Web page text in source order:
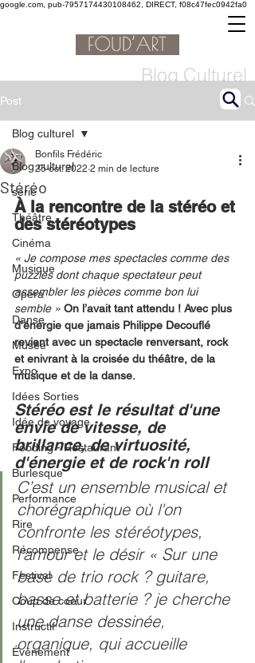
google.com, pub-7957174430108462, DIRECT, f08c47fec0942fa0
Blog Culturel
Post
Blog culturel
serie
Théâtre
Cinéma
Musique
Opéra
Danse
Musée
Expo
Idées Sorties
Idée de voyage
Fooding - Restaurant
Burlesque
Performance
Rire
Récompense
Festival
Coup de coeur
Instructif
Événement
Blog culturel
Stéréo
Bonfils Frédéric
25 oct. 2022 2 min de lecture
À la rencontre de la stéréo et
des stéréotypes
« Je compose mes spectacles comme des
puzzles dont chaque spectateur peut
assembler les pièces comme bon lui
semble » On l’avait tant attendu ! Avec plus
d’énergie que jamais Philippe Decouflé
revient avec un spectacle renversant, rock
et enivrant à la croisée du théâtre, de la
musique et de la danse.
Stéréo est le résultat d'une
envie de vitesse, de
brillance, de virtuosité,
d'énergie et de rock'n roll
C’est un ensemble musical et
chorégraphique où l'on
confronte les stéréotypes,
l'amour et le désir « Sur une
base de trio rock ? guitare,
basse et batterie ? je cherche
une danse dessinée,
organique, qui accueille